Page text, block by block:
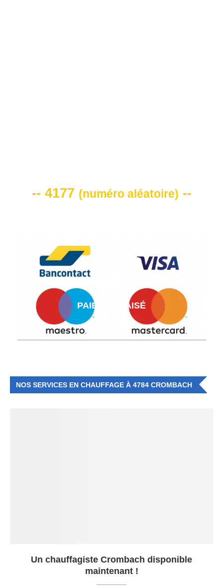
-- 4177 (numéro aléatoire) --
PAIEMENT AISÉ
NOS SERVICES EN CHAUFFAGE À 4784 CROMBACH
Un chauffagiste Crombach disponible
maintenant !